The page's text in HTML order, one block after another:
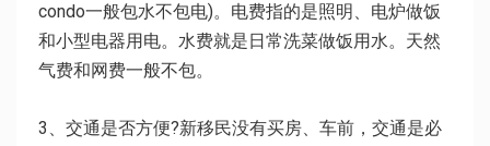
condo一般包水不包电)。电费指的是照明、电炉做饭
和小型电器用电。水费就是日常洗菜做饭用水。天然
气费和网费一般不包。
3、交通是否方便?新移民没有买房、车前，交通是必